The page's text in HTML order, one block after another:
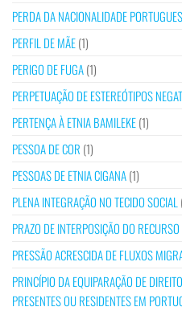
PERDA DA NACIONALIDADE
PERFIL DE MÃE(1)
PERIGO DE FUGA(1)
PERPETUAÇÃO DE ESTEREÓTIPOS
PERTENÇA À ETNIA BAMILEKE(1)
PESSOA DE COR (1)
PESSOAS DE ETNIA CIGANA(1)
PLENA INTEGRAÇÃO NO TECIDO SOCIAL
PRAZO DE INTERPOSIÇÃO DO RECURSO
PRESSÃO ACRESCIDA DE FLUXOS
PRINCÍPIO DA EQUIPARAÇÃO DE
PRESENTES OU RESIDENTES EM